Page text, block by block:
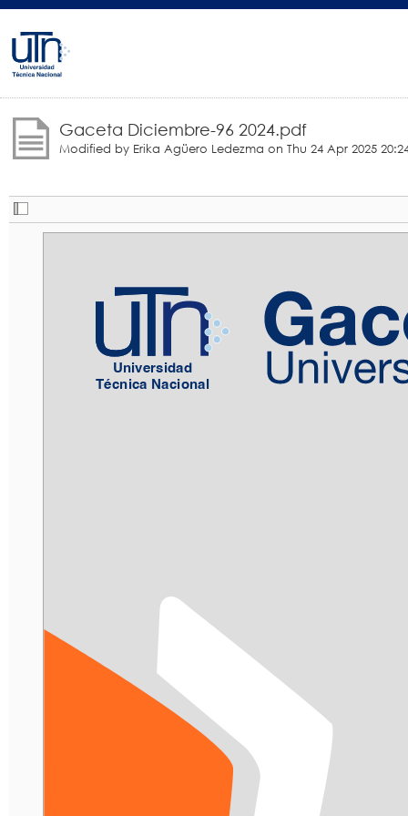
Gaceta Diciembre-96 2024.pdf
Modified by Erika Agüero Ledezma on Thu 24 Apr 2025
Universidad
Técnica Nacional
Universidad
Técnica Nacional